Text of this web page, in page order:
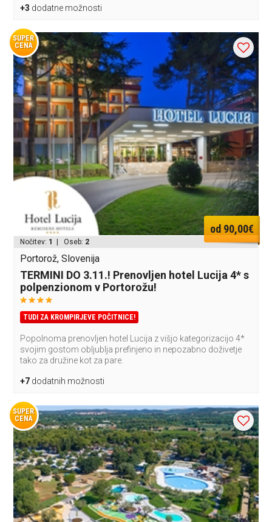
+3 dodatne možnosti
SUPER
CENA
od 90,00€
Nočitev: 1 | Oseb: 2
Portorož, Slovenija
TERMINI DO 3.11.! Prenovljen hotel Lucija 4* s
polpenzionom v Portorožu!
TUDI ZA KROMPIRJEVE POČITNICE!
Popolnoma prenovljen hotel Lucija z višjo kategorizacijo 4*
svojim gostom obljublja prefinjeno in nepozabno doživetje
tako za družine kot za pare.
+7 dodatnih možnosti
SUPER
CENA